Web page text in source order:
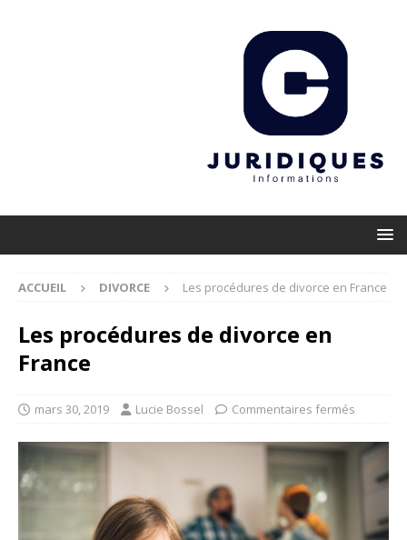
ACCUEIL DIVORCE Les procédures de divorce en France
Les procédures de divorce en
France
mars 30, 2019 Lucie Bossel Commentaires fermés